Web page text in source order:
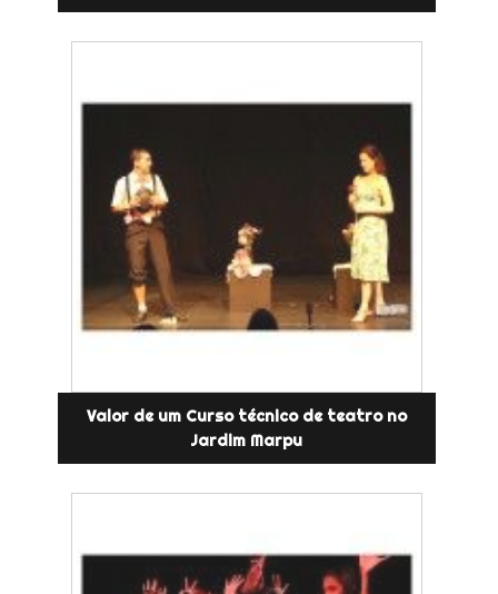
Valor de um Curso técnico de teatro no
Jardim Marpu